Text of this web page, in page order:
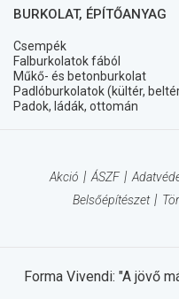
BURKOLAT, ÉPÍTŐANYAG
Csempék
Falburkolatok fából
Műkő- és betonburkolat
Padlóburkolatok (kültér,
Padok, ládák, ottomán
Akció ÁSZF
Belsőépítészet
Forma Vivendi: "A jövő